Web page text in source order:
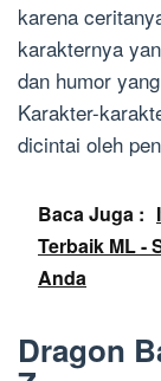
karena
karakternya
dan humor
Karakter-
dicintai oleh
Baca Juga :
Terbaik ML -
Anda
Dragon